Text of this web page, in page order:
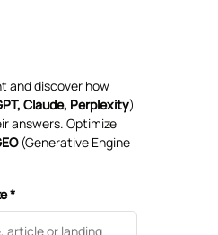
and discover how
Claude, Perplexity)
answers. Optimize
(Generative Engine
*